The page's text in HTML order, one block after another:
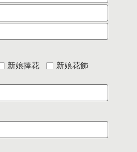
新娘捧花
新娘花飾